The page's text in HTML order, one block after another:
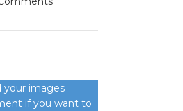
your images
if you want to